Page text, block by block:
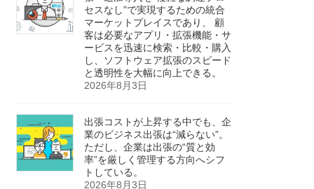
セスなし”で実現するための統合
マーケットプレイスであり、 顧
客は必要なアプリ・拡張機能・サ
ービスを迅速に検索・比較・購入
し、ソフトウェア拡張のスピード
と透明性を大幅に向上できる。
2026年8月3日
出張コストが上昇する中でも、企
業のビジネス出張は“減らない”。
ただし、企業は出張の“質と効
率”を厳しく管理する方向へシフ
トしている。
2026年8月3日